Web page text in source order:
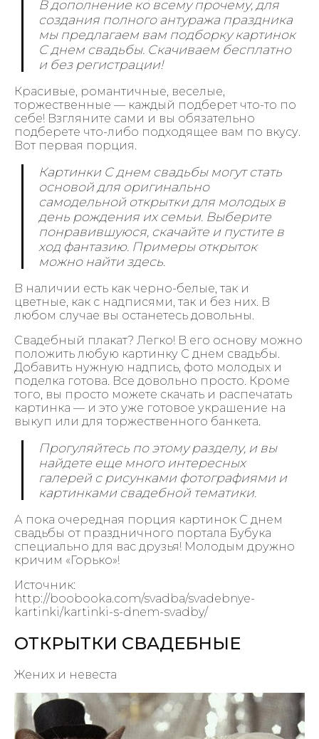
В дополнение ко всему прочему, для
создания полного антуража праздника
мы предлагаем вам подборку картинок
С днем свадьбы. Скачиваем бесплатно
и без регистрации!
Красивые, романтичные, веселые,
торжественные — каждый подберет что-то по
себе! Взгляните сами и вы обязательно
подберете что-либо подходящее вам по вкусу.
Вот первая порция.
Картинки С днем свадьбы могут стать
основой для оригинально
самодельной открытки для молодых в
день рождения их семьи. Выберите
понравившуюся, скачайте и пустите в
ход фантазию. Примеры открыток
можно найти здесь.
В наличии есть как черно-белые, так и
цветные, как с надписями, так и без них. В
любом случае вы останетесь довольны.
Свадебный плакат? Легко! В его основу можно
положить любую картинку С днем свадьбы.
Добавить нужную надпись, фото молодых и
поделка готова. Все довольно просто. Кроме
того, вы просто можете скачать и распечатать
картинка — и это уже готовое украшение на
выкуп или для торжественного банкета.
Прогуляйтесь по этому разделу, и вы
найдете еще много интересных
галерей с рисунками фотографиями и
картинками свадебной тематики.
А пока очередная порция картинок С днем
свадьбы от праздничного портала Бубука
специально для вас друзья! Молодым дружно
кричим «Горько»!
Источник:
http://boobooka.com/svadba/svadebnye-
kartinki/kartinki-s-dnem-svadby/
ОТКРЫТКИ СВАДЕБНЫЕ
Жених и невеста